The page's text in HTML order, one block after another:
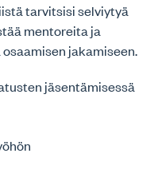
tarvitsisi selviytyä
mentoreita ja
jakamiseen.
jäsentämisessä